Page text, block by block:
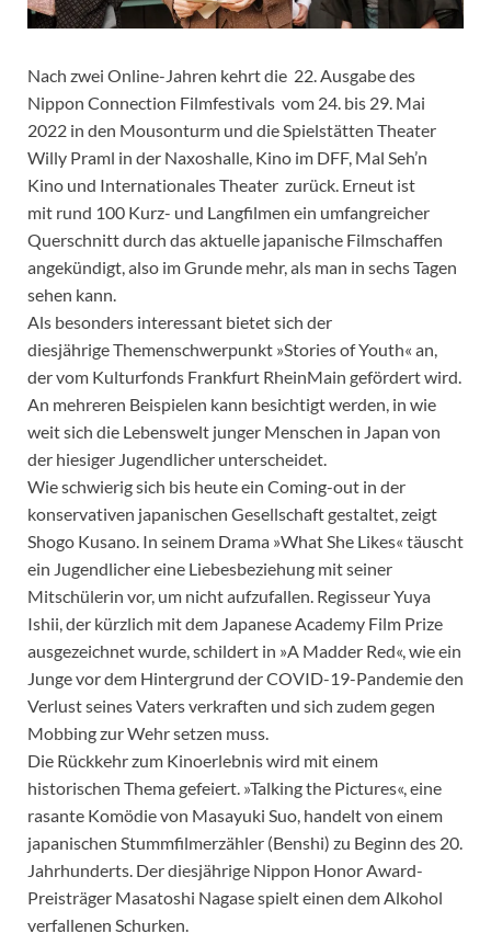
Nach zwei Online-Jahren kehrt die 22. Ausgabe des
Nippon Connection Filmfestivals vom 24. bis 29. Mai
2022 in den Mousonturm und die Spielstätten Theater
Willy Praml in der Naxoshalle, Kino im DFF, Mal Seh’n
Kino und Internationales Theater zurück. Erneut ist
mit rund 100 Kurz- und Langfilmen ein umfangreicher
Querschnitt durch das aktuelle japanische Filmschaffen
angekündigt, also im Grunde mehr, als man in sechs Tagen
sehen kann.
Als besonders interessant bietet sich der
diesjährige Themenschwerpunkt »Stories of Youth« an,
der vom Kulturfonds Frankfurt RheinMain gefördert wird.
An mehreren Beispielen kann besichtigt werden, in wie
weit sich die Lebenswelt junger Menschen in Japan von
der hiesiger Jugendlicher unterscheidet.
Wie schwierig sich bis heute ein Coming-out in der
konservativen japanischen Gesellschaft gestaltet, zeigt
Shogo Kusano. In seinem Drama »What She Likes« täuscht
ein Jugendlicher eine Liebesbeziehung mit seiner
Mitschülerin vor, um nicht aufzufallen. Regisseur Yuya
Ishii, der kürzlich mit dem Japanese Academy Film Prize
ausgezeichnet wurde, schildert in »A Madder Red«, wie ein
Junge vor dem Hintergrund der COVID-19-Pandemie den
Verlust seines Vaters verkraften und sich zudem gegen
Mobbing zur Wehr setzen muss.
Die Rückkehr zum Kinoerlebnis wird mit einem
historischen Thema gefeiert. »Talking the Pictures«, eine
rasante Komödie von Masayuki Suo, handelt von einem
japanischen Stummfilmerzähler (Benshi) zu Beginn des 20.
Jahrhunderts. Der diesjährige Nippon Honor Award-
Preisträger Masatoshi Nagase spielt einen dem Alkohol
verfallenen Schurken.